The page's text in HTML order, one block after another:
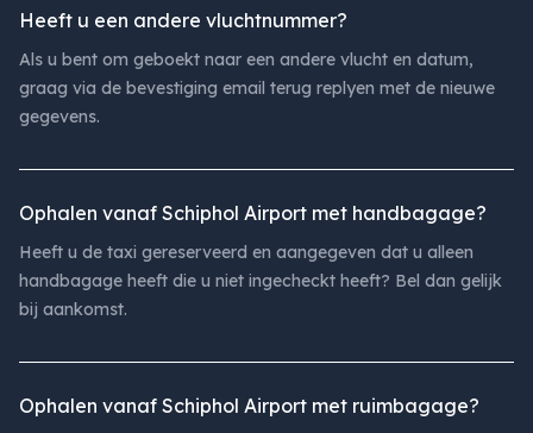
Heeft u een andere vluchtnummer?
Als u bent om geboekt naar een andere vlucht en datum,
graag via de bevestiging email terug replyen met de nieuwe
gegevens.
Ophalen vanaf Schiphol Airport met handbagage?
Heeft u de taxi gereserveerd en aangegeven dat u alleen
handbagage heeft die u niet ingecheckt heeft? Bel dan gelijk
bij aankomst.
Ophalen vanaf Schiphol Airport met ruimbagage?